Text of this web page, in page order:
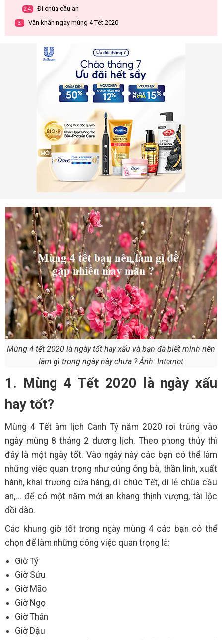
2.4. Đi chùa cầu an
3. Văn khấn ngày mùng 4 Tết 2020
Mùng 4 tết 2020 là ngày tốt hay xấu và bạn đã biết mình nên
làm gì trong ngày này chưa ? Ảnh: Internet
1. Mùng 4 Tết 2020 là ngày xấu
hay tốt?
Mùng 4 Tết âm lịch Canh Tý năm 2020 rơi trúng vào
ngày mùng 8 tháng 2 dương lịch. Theo phong thủy thì
đây là một ngày tốt. Vào ngày này các bạn có thể làm
những việc quan trọng như cúng ông bà, thần linh, xuất
hành, khai trương cửa hàng, đi chúc Tết, đi lễ chùa cầu
an,... để có một năm mới an khang thịnh vượng, tài lộc
dồi dào.
Các khung giờ tốt trong ngày mùng 4 các bạn có thể
chọn để làm những công việc quan trọng là:
Giờ Tý
Giờ Sửu
Giờ Mão
Giờ Ngọ
Giờ Thân
Giờ Dậu